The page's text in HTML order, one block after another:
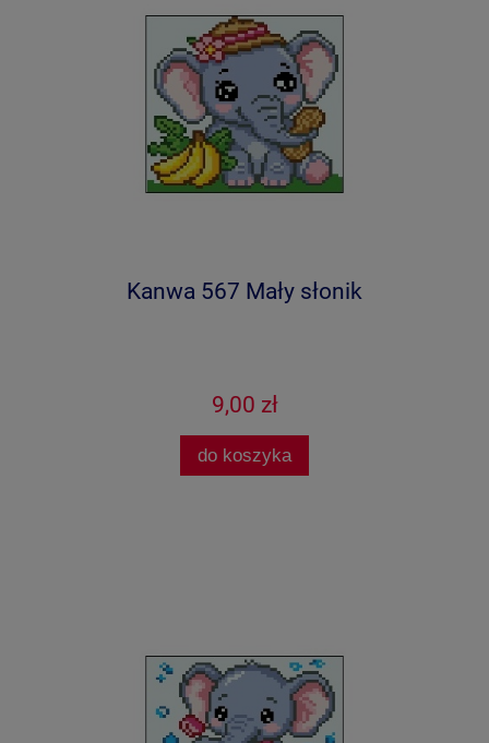
Kanwa 567 Mały słonik
9,00 zł
do koszyka